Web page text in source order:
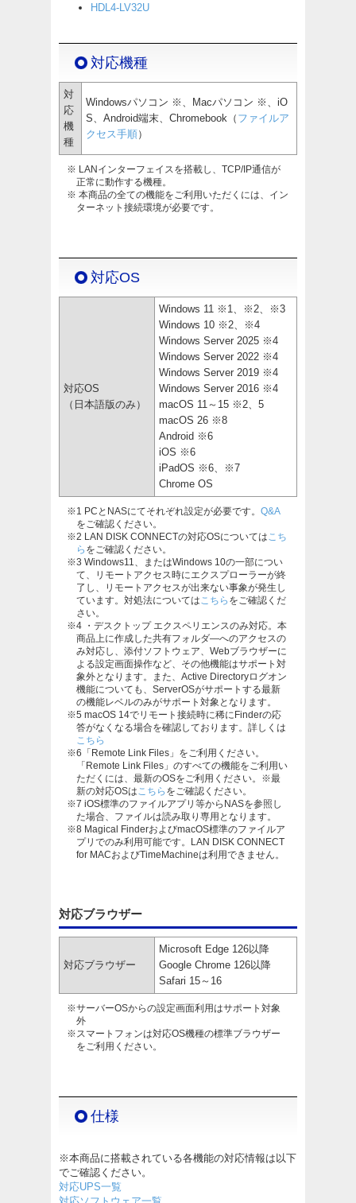
HDL4-LV32U
対応機種
対
応
機
種
Windowsパソコン ※、Macパソコン ※、iO
S、Android端末、Chromebook（ ファイルア
クセス手順）
※ LANインターフェイスを搭載し、TCP/IP通信が
正常に動作する機種。
※ 本商品の全ての機能をご利用いただくには、イン
ターネット接続環境が必要です。
対応OS
対応OS
（日本語版のみ）
Windows 11 ※1、※2、※3
Windows 10 ※2、※4
Windows Server 2025 ※4
Windows Server 2022 ※4
Windows Server 2019 ※4
Windows Server 2016 ※4
macOS 11～15 ※2、5
macOS 26 ※8
Android ※6
iOS ※6
iPadOS ※6、※7
Chrome OS
※1 PCとNASにてそれぞれ設定が必要です。 Q&A
をご確認ください。
※2 LAN DISK CONNECTの対応OSについてはこち
ら をご確認ください。
※3 Windows11、またはWindows 10の一部につい
て、リモートアクセス時にエクスプローラーが終
了し、リモートアクセスが出来ない事象が発生し
ています。対処法についてはこちら をご確認くだ
さい。
※4 ・デスクトップ エクスペリエンスのみ対応。本
商品上に作成した共有フォルダ―へのアクセスの
み対応し、添付ソフトウェア、Webブラウザーに
よる設定画面操作など、その他機能はサポート対
象外となります。また、Active Directoryログオン
機能についても、ServerOSがサポートする最新
の機能レベルのみがサポート対象となります。
※5 macOS 14でリモート接続時に稀にFinderの応
答がなくなる場合を確認しております。詳しくは
こちら
※6「Remote Link Files」をご利用ください。
「Remote Link Files」のすべての機能をご利用い
ただくには、最新のOSをご利用ください。※最
新の対応OSはこちら をご確認ください。
※7 iOS標準のファイルアプリ等からNASを参照し
た場合、ファイルは読み取り専用となります。
※8 Magical FinderおよびmacOS標準のファイルア
プリでのみ利用可能です。LAN DISK CONNECT
for MACおよびTimeMachineは利用できません。
対応ブラウザー
対応ブラウザー
Microsoft Edge 126以降
Google Chrome 126以降
Safari 15～16
※サーバーOSからの設定画面利用はサポート対象
外
※スマートフォンは対応OS機種の標準ブラウザー
をご利用ください。
仕様
※本商品に搭載されている各機能の対応情報は以下
でご確認ください。
対応UPS一覧